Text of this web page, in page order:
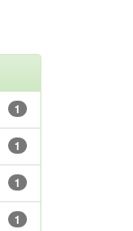
1
1
1
1